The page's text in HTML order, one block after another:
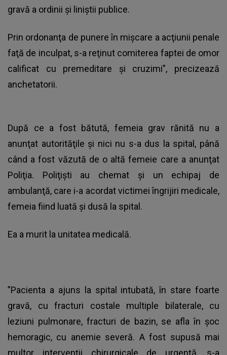
gravă a ordinii şi liniştii publice.
Prin ordonanţa de punere în mişcare a acţiunii penale
faţă de inculpat, s-a reţinut comiterea faptei de omor
calificat cu premeditare şi cruzimi”, precizează
anchetatorii.
După ce a fost bătută, femeia grav rănită nu a
anunţat autorităţile şi nici nu s-a dus la spital, până
când a fost văzută de o altă femeie care a anunţat
Poliţia. Poliţişti au chemat şi un echipaj de
ambulanţă, care i-a acordat victimei îngrijiri medicale,
femeia fiind luată şi dusă la spital.
Ea a murit la unitatea medicală.
”Pacienta a ajuns la spital intubată, în stare foarte
gravă, cu fracturi costale multiple bilaterale, cu
leziuni pulmonare, fracturi de bazin, se afla în şoc
hemoragic, cu anemie severă. A fost supusă mai